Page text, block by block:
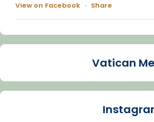
View on Facebook · Share
Arquebisbat de
La Carmina va patir
dos mesos, a l'Estadi
Vatican